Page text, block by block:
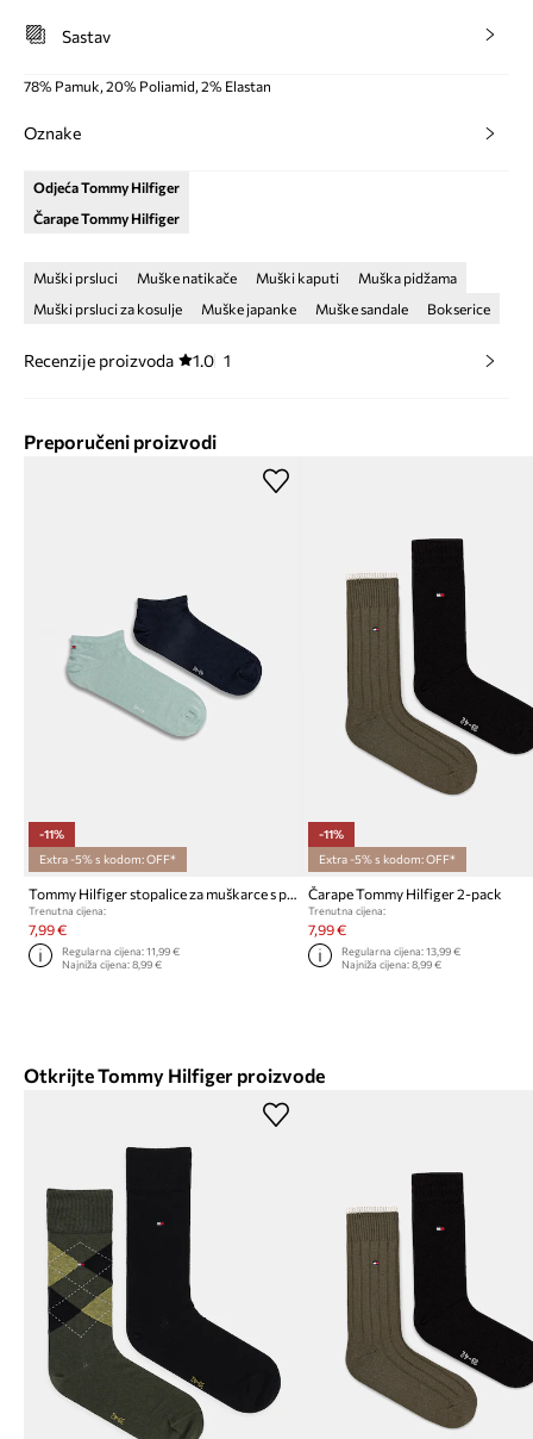
Sastav
78% Pamuk, 20% Poliamid, 2% Elastan
Oznake
Odjeća Tommy Hilfiger
Čarape Tommy Hilfiger
Muški prsluci Muške natikače Muški kaputi
Muška pidžama
Muški prsluci za kosulje
Muške japanke Muške sandale Bokserice
Recenzije proizvoda 1.0 1
Preporučeni proizvodi
-11%
Extra -5% s kodom: OFF*
Tommy Hilfiger stopalice za muškarce s pamukom 2-pack
Trenutna cijena:
7,99 €
Regularna cijena:11,99 €
Najniža cijena:8,99 €
-11%
Extra -5% s kodom: OFF*
Čarape Tommy Hilfiger 2-pack
Trenutna cijena:
7,99 €
Regularna cijena: 13,99 €
Najniža cijena: 8,99 €
Otkrijte Tommy Hilfiger proizvode